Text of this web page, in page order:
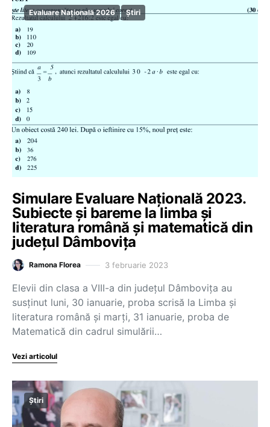
Evaluare Națională 2026 Știri
Simulare Evaluare Națională 2023.
Subiecte și bareme la limba și
literatura română și matematică din
județul Dâmbovița
Ramona Florea 3 februarie 2023
Elevii din clasa a VIII-a din județul Dâmbovița au
susținut luni, 30 ianuarie, proba scrisă la Limba și
literatura română și marți, 31 ianuarie, proba de
Matematică din cadrul simulării…
Vezi articolul
Știri